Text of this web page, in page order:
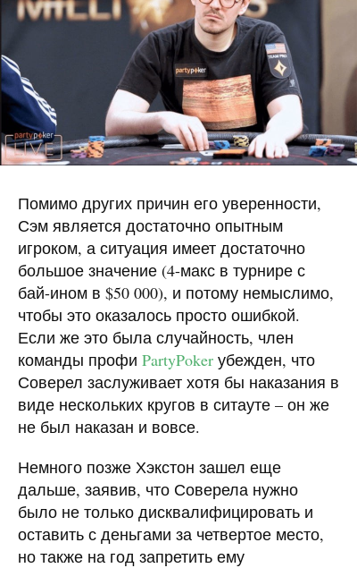
Помимо других причин его уверенности,
Сэм является достаточно опытным
игроком, а ситуация имеет достаточно
большое значение (4-макс в турнире с
бай-ином в $50 000), и потому немыслимо,
чтобы это оказалось просто ошибкой.
Если же это была случайность, член
команды профи PartyPoker убежден, что
Соверел заслуживает хотя бы наказания в
виде нескольких кругов в ситауте – он же
не был наказан и вовсе.
Немного позже Хэкстон зашел еще
дальше, заявив, что Соверела нужно
было не только дисквалифицировать и
оставить с деньгами за четвертое место,
но также на год запретить ему